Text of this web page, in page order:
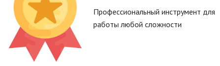
Профессиональный инструмент для
работы любой сложности